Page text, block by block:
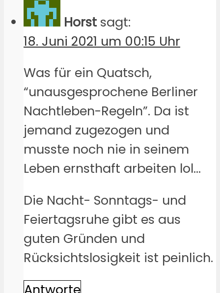
Horst sagt:
18. Juni 2021 um 00:15 Uhr
Was für ein Quatsch,
“unausgesprochene Berliner
Nachtleben-Regeln”. Da ist
jemand zugezogen und
musste noch nie in seinem
Leben ernsthaft arbeiten lol…
Die Nacht- Sonntags- und
Feiertagsruhe gibt es aus
guten Gründen und
Rücksichtslosigkeit ist peinlich.
Antworte